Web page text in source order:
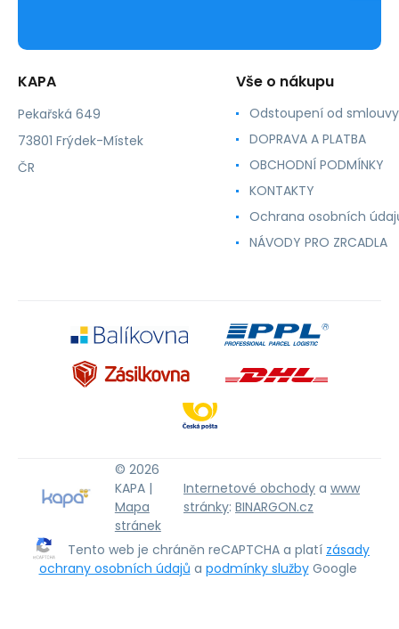
KAPA
Pekařská 649
73801 Frýdek-Místek
ČR
Vše o nákupu
Odstoupení od smlouvy
DOPRAVA A PLATBA
OBCHODNÍ PODMÍNKY
KONTAKTY
Ochrana osobních
NÁVODY PRO ZRCADLA
© 2026
KAPA |
Mapa
stránek
Internetové obchody a www
stránky: BINARGON.cz
Tento web je chráněn reCAPTCHA a platí zásady
ochrany osobních údajů a podmínky služby Google